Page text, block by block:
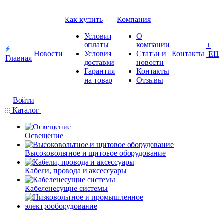
Главная
Новости
Как купить
Условия
оплаты
Условия
доставки
Гарантия
на товар
Компания
О
компании
Статьи и
новости
Контакты
Отзывы
Контакты
+
Войти
Каталог
Освещение
Высоковольтное и щитовое оборудование
Кабели, провода и аксессуары
Кабеленесущие системы